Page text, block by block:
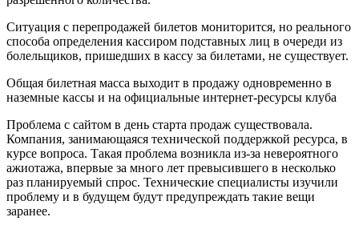
Ситуация с перепродажей билетов мониторится, но реального
способа определения кассиром подставных лиц в очереди из
болельщиков, пришедших в кассу за билетами, не существует.
Общая билетная масса выходит в продажу одновременно в
наземные кассы и на официальные интернет-ресурсы клуба
Проблема с сайтом в день старта продаж существовала.
Компания, занимающаяся технической поддержкой ресурса, в
курсе вопроса. Такая проблема возникла из-за невероятного
ажиотажа, впервые за много лет превысившего в несколько
раз планируемый спрос. Технические специалисты изучили
проблему и в будущем будут предупреждать такие вещи
заранее.